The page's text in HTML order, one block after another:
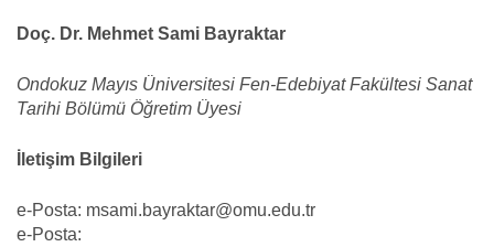
Doç. Dr. Mehmet Sami Bayraktar
Ondokuz Mayıs Üniversitesi Fen-Edebiyat Fakültesi Sanat
Tarihi Bölümü Öğretim Üyesi
İletişim Bilgileri
e-Posta: msami.bayraktar@omu.edu.tr
e-Posta: